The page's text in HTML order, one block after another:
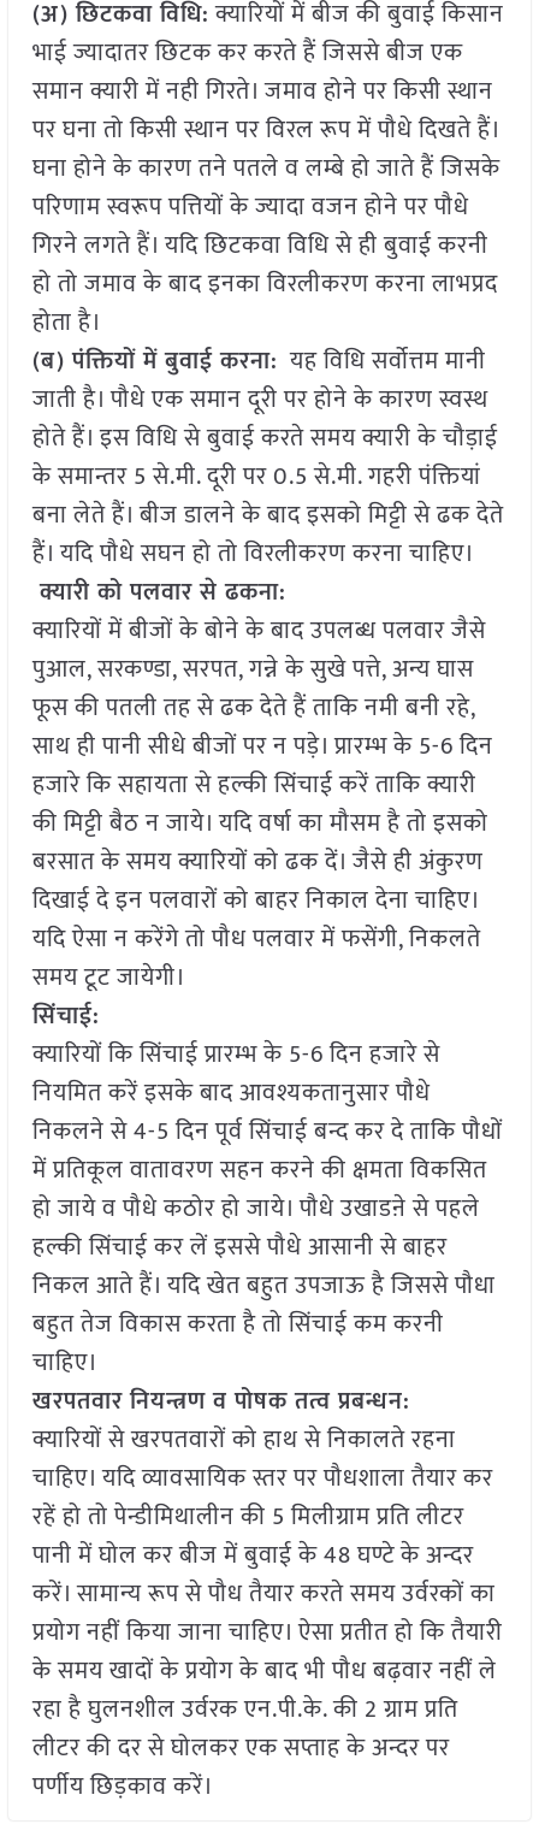
(अ) छिटकवा विधि:क्यारियों में बीज की बुवाई किसान
भाई ज्यादातर छिटक कर करते हैं जिससे बीज एक
समान क्यारी में नही गिरते। जमाव होने पर किसी स्थान
पर घना तो किसी स्थान पर विरल रूप में पौधे दिखते हैं।
घना होने के कारण तने पतले व लम्बे हो जाते हैं जिसके
परिणाम स्वरूप पत्तियों के ज्यादा वजन होने पर पौधे
गिरने लगते हैं। यदि छिटकवा विधि से ही बुवाई करनी
हो तो जमाव के बाद इनका विरलीकरण करना लाभप्रद
होता है।
(ब) पंक्तियों में बुवाई करना: यह विधि सर्वोत्तम मानी
जाती है। पौधे एक समान दूरी पर होने के कारण स्वस्थ
होते हैं। इस विधि से बुवाई करते समय क्यारी के चौड़ाई
के समान्तर 5 से.मी. दूरी पर 0.5 से.मी. गहरी पंक्तियां
बना लेते हैं। बीज डालने के बाद इसको मिट्टी से ढक देते
हैं। यदि पौधे सघन हो तो विरलीकरण करना चाहिए।
क्यारी को पलवार से ढकना:
क्यारियों में बीजों के बोने के बाद उपलब्ध पलवार जैसे
पुआल, सरकण्डा, सरपत, गन्ने के सुखे पत्ते, अन्य घास
फूस की पतली तह से ढक देते हैं ताकि नमी बनी रहे,
साथ ही पानी सीधे बीजों पर न पड़े। प्रारम्भ के 5-6 दिन
हजारे कि सहायता से हल्की सिंचाई करें ताकि क्यारी
की मिट्टी बैठ न जाये। यदि वर्षा का मौसम है तो इसको
बरसात के समय क्यारियों को ढक दें। जैसे ही अंकुरण
दिखाई दे इन पलवारों को बाहर निकाल देना चाहिए।
यदि ऐसा न करेंगे तो पौध पलवार में फसेंगी, निकलते
समय टूट जायेगी।
सिंचाई:
क्यारियों कि सिंचाई प्रारम्भ के 5-6 दिन हजारे से
नियमित करें इसके बाद आवश्यकतानुसार पौधे
निकलने से 4-5 दिन पूर्व सिंचाई बन्द कर दे ताकि पौधों
में प्रतिकूल वातावरण सहन करने की क्षमता विकसित
हो जाये व पौधे कठोर हो जाये। पौधे उखाडऩे से पहले
हल्की सिंचाई कर लें इससे पौधे आसानी से बाहर
निकल आते हैं। यदि खेत बहुत उपजाऊ है जिससे पौधा
बहुत तेज विकास करता है तो सिंचाई कम करनी
चाहिए।
खरपतवार नियन्त्रण व पोषक तत्व प्रबन्धन:
क्यारियों से खरपतवारों को हाथ से निकालते रहना
चाहिए। यदि व्यावसायिक स्तर पर पौधशाला तैयार कर
रहें हो तो पेन्डीमिथालीन की 5 मिलीग्राम प्रति लीटर
पानी में घोल कर बीज में बुवाई के 48 घण्टे के अन्दर
करें। सामान्य रूप से पौध तैयार करते समय उर्वरकों का
प्रयोग नहीं किया जाना चाहिए। ऐसा प्रतीत हो कि तैयारी
के समय खादों के प्रयोग के बाद भी पौध बढ़वार नहीं ले
रहा है घुलनशील उर्वरक एन.पी.के. की 2 ग्राम प्रति
लीटर की दर से घोलकर एक सप्ताह के अन्दर पर
पर्णीय छिड़काव करें।